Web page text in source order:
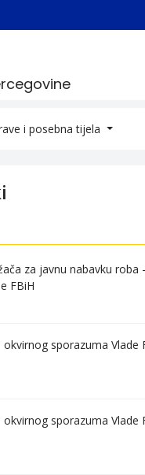
i posebna tijela
za javnu nabavku
FBiH
sporazuma Vlade
sporazuma Vlade